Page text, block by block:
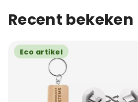
Recent bekeken
Eco artikel